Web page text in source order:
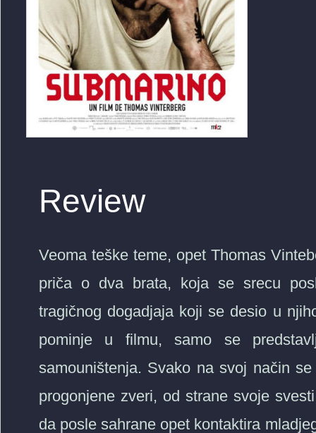
Review
Veoma teške teme, opet Thomas
priča o dva brata, koja se srecu
tragičnog dogadjaja koji se desio u
pominje u filmu, samo se
samouništenja. Svako na svoj način
progonjene zveri, od strane svoje
da posle sahrane opet kontaktira